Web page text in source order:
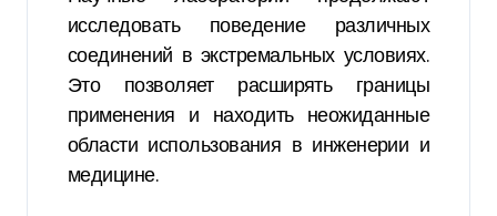
исследовать поведение различных
соединений в экстремальных условиях.
Это позволяет расширять границы
применения и находить неожиданные
области использования в инженерии и
медицине.